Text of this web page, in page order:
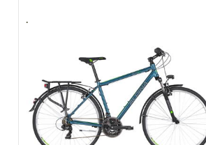
.